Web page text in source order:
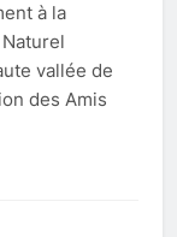
à la
vallée de
des Amis